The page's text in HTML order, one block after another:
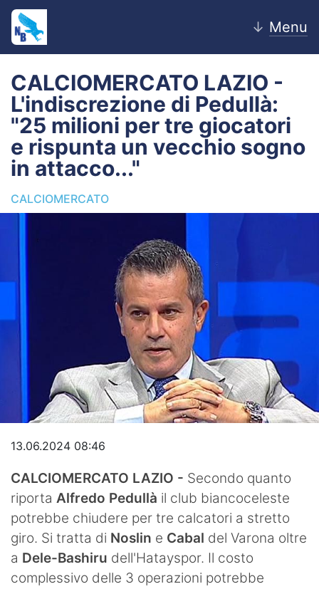
↓ Menu
Home
News
Editoriale
Pagelle
Settore Giovanile
CALCIOMERCATO LAZIO -
L'indiscrezione di Pedullà:
"25 milioni per tre giocatori
e rispunta un vecchio sogno
in attacco..."
CALCIOMERCATO
13.06.2024 08:46
CALCIOMERCATO LAZIO - Secondo quanto
riporta Alfredo Pedullà il club biancoceleste
potrebbe chiudere per tre calcatori a stretto
giro. Si tratta di Noslin e Cabal del Varona oltre
a Dele-Bashiru dell'Hatayspor. Il costo
complessivo delle 3 operazioni potrebbe